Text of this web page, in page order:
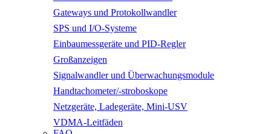
Gateways und Protokollwandler
SPS und I/O-Systeme
Einbaumessgeräte und PID-Regler
Großanzeigen
Signalwandler und Überwachungsmodule
Handtachometer/-stroboskope
Netzgeräte, Ladegeräte, Mini-USV
VDMA-Leitfäden